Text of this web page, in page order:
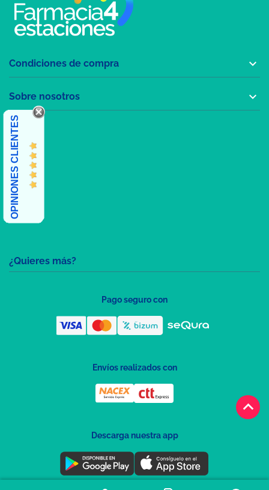
keyboard_arrow_up
¿Quieres más?
Condiciones de compra 
Sobre nosotros 
OPINIONES CLIENTES
Pago seguro con
Envíos realizados con
Descarga nuestra app